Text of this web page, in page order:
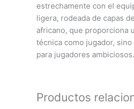
estrechamente con el
ligera, rodeada de capas
africano, que proporciona
técnica como jugador,
para jugadores ambiciosos.
Productos